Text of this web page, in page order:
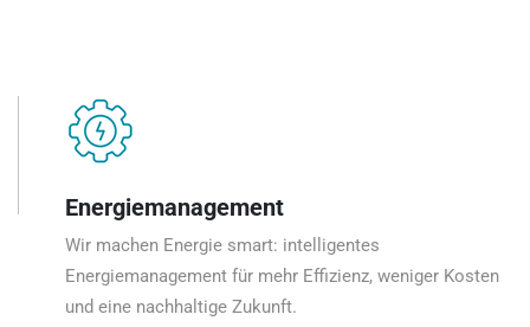
Energiemanagement
Wir machen Energie smart: intelligentes
Energiemanagement für mehr Effizienz, weniger Kosten
und eine nachhaltige Zukunft.